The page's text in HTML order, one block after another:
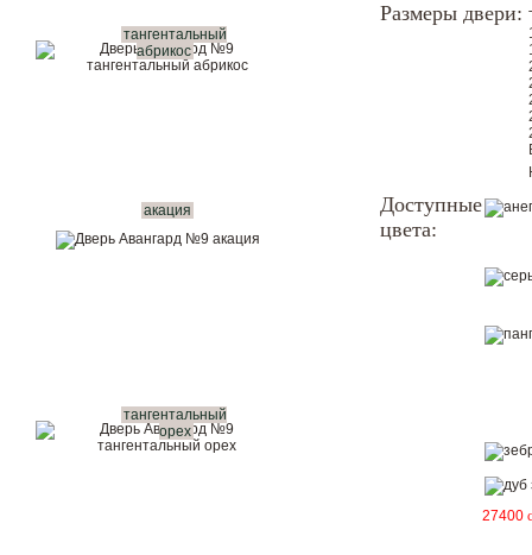
тангентальный
абрикос
акация
тангентальный
орех
Размеры двери:
Доступные
цвета:
27400 c